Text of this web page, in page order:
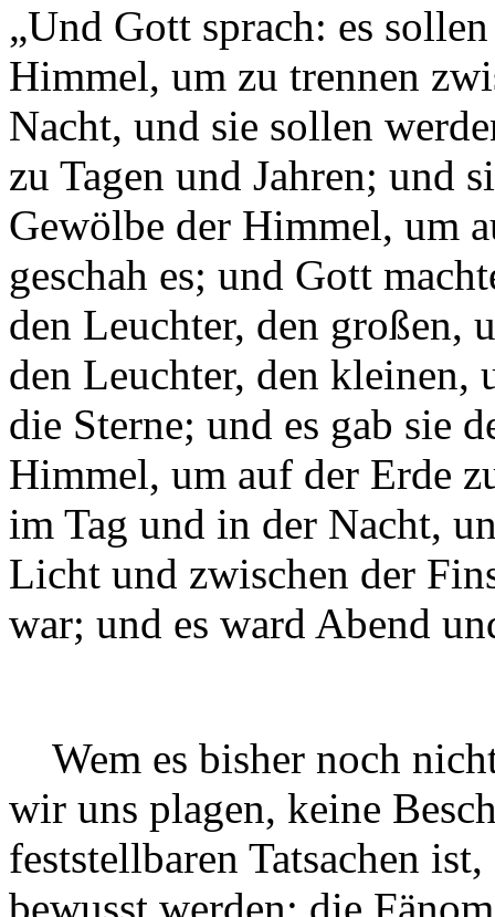
„Und Gott sprach: es
Himmel, um zu trennen
Nacht, und sie sollen
zu Tagen und Jahren; und
Gewölbe der Himmel, um
geschah es; und Gott
den Leuchter, den großen,
den Leuchter, den kleinen,
die Sterne; und es gab sie
Himmel, um auf der Erde
im Tag und in der Nacht,
Licht und zwischen der
war; und es ward Abend
Wem es bisher noch
wir uns plagen, keine
feststellbaren Tatsachen
bewusst werden; die